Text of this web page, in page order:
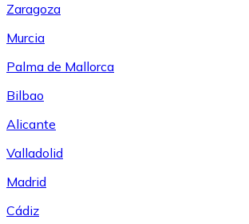
Zaragoza
Murcia
Palma de Mallorca
Bilbao
Alicante
Valladolid
Madrid
Cádiz